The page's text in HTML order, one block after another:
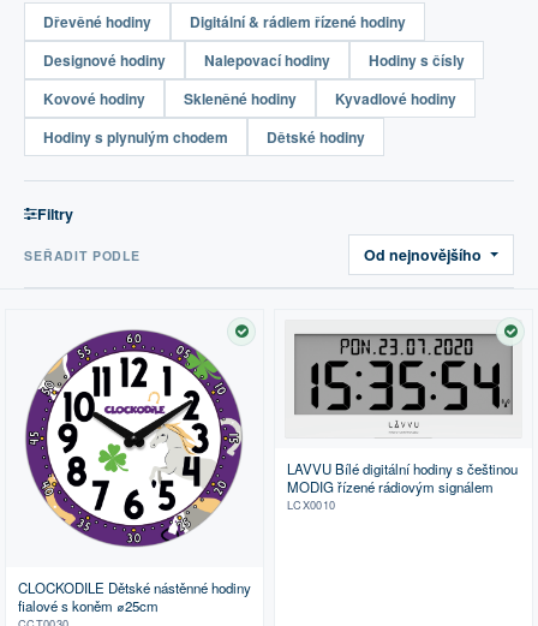
Dřevěné hodiny
Digitální & rádiem řízené hodiny
Designové hodiny
Nalepovací hodiny
Hodiny s čísly
Kovové hodiny
Skleněné hodiny
Kyvadlové hodiny
Hodiny s plynulým chodem
Dětské hodiny
Filtry
SEŘADIT PODLE Od nejnovějšího
SKLADEM
CLOCKODILE Dětské nástěnné hodiny
fialové s koněm ⌀25cm
LAVVU Bílé digitální hodiny s češtinou
MODIG řízené rádiovým signálem
LCX0010